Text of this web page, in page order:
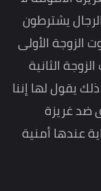
يشترطون
الزوجة الأولى
الثانية
يقول لها إننا
ضد غريزة
عندها أمنية